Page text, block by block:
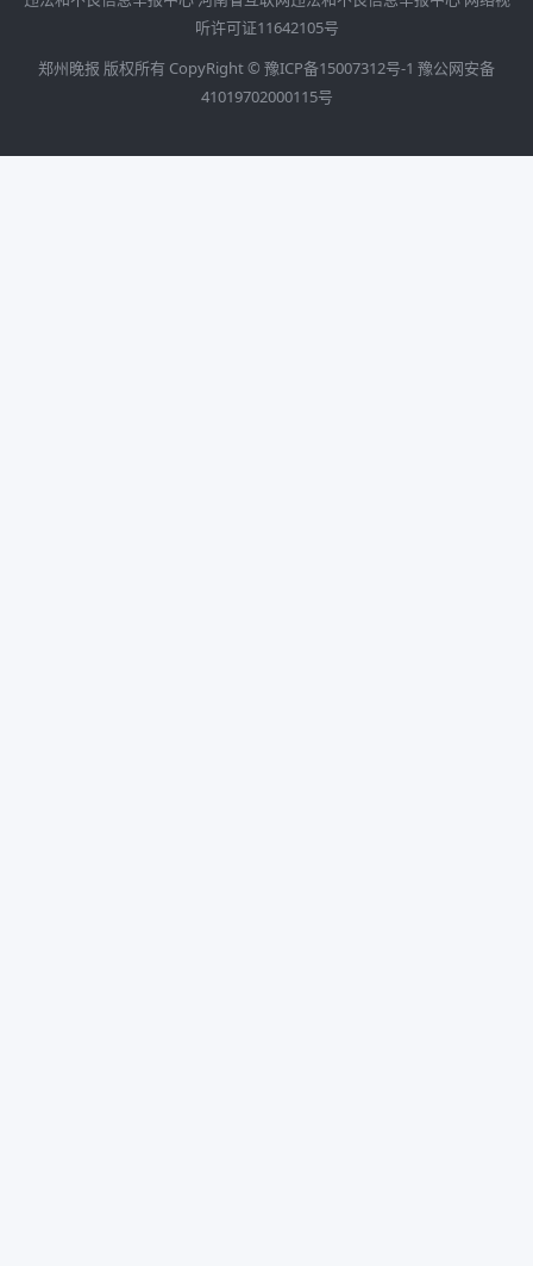
听许可证11642105号
郑州晚报 版权所有 CopyRight © 豫ICP备15007312号-1 豫公网安备
41019702000115号